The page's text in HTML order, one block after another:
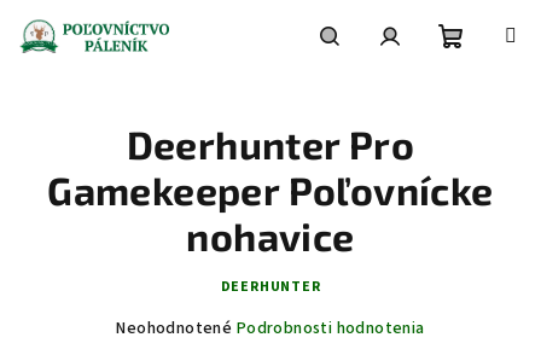
obsah
Deerhunter Pro
Gamekeeper Poľovnícke
nohavice
DEERHUNTER
Priemerné
Neohodnotené Podrobnosti hodnotenia